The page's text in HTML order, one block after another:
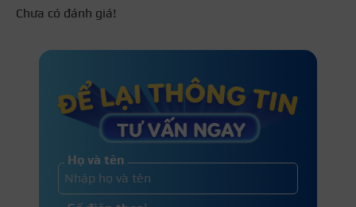
Chưa có đánh giá!
Họ và tên